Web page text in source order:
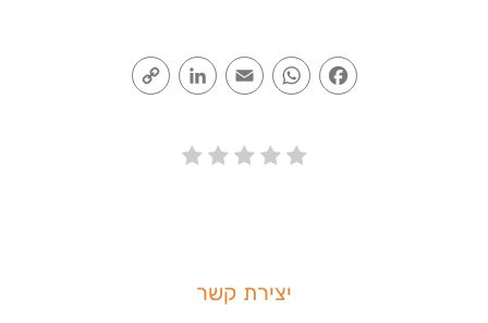
Facebook
WhatsApp
Email
LinkedIn
יצירת קשר